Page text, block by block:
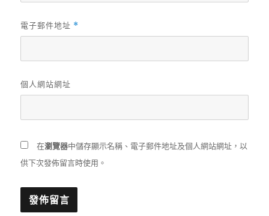
電子郵件地址 *
個人網站網址
在瀏覽器中儲存顯示名稱、電子郵件地址及個人網站網址，以
供下次發佈留言時使用。